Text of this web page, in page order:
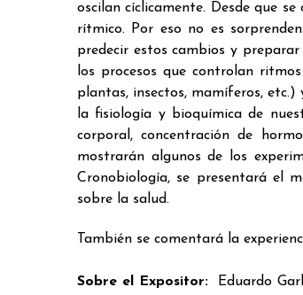
oscilan cíclicamente. Desde que
rítmico. Por eso no es
predecir estos cambios y
los procesos que controlan
plantas, insectos, mamíferos,
la fisiología y bioquímica de
corporal, concentración de
mostrarán algunos de los
Cronobiología, se presentará el
sobre la salud.
También se comentará la
Sobre el Expositor: Eduardo